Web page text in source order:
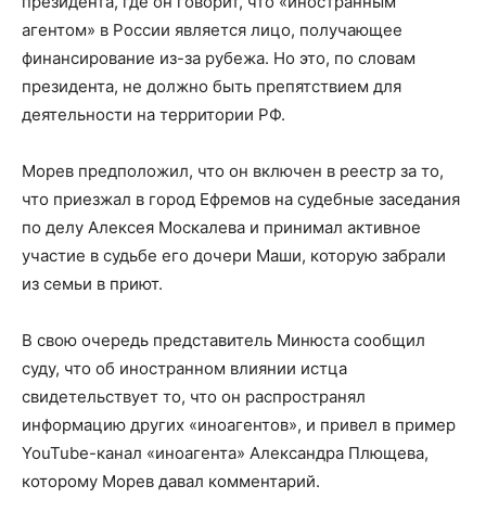
агентом» в России является лицо, получающее
финансирование из-за рубежа. Но это, по словам
президента, не должно быть препятствием для
деятельности на территории РФ.
Морев предположил, что он включен в реестр за то,
что приезжал в город Ефремов на судебные заседания
по делу Алексея Москалева и принимал активное
участие в судьбе его дочери Маши, которую забрали
из семьи в приют.
В свою очередь представитель Минюста сообщил
суду, что об иностранном влиянии истца
свидетельствует то, что он распространял
информацию других «иноагентов», и привел в пример
YouTube-канал «иноагента» Александра Плющева,
которому Морев давал комментарий.